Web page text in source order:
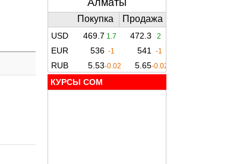
КУРСЫ COM